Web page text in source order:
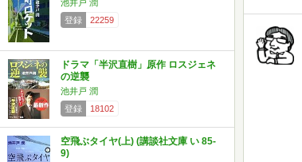
池井戸 潤
登録
22259
ドラマ「半沢直樹」原作 ロスジェネ
の逆襲
池井戸 潤
登録
18102
空飛ぶタイヤ(上) (講談社文庫 い 85-
9)